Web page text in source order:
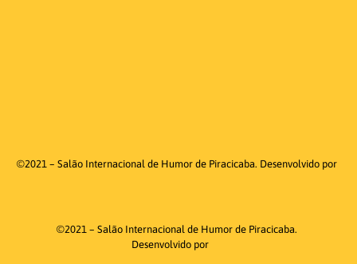
©2021 – Salão Internacional de Humor de Piracicaba. Desenvolvido por
©2021 – Salão Internacional de Humor de Piracicaba.
Desenvolvido por